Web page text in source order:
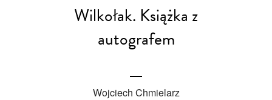
Wilkołak. Książka z
autografem
Wojciech Chmielarz